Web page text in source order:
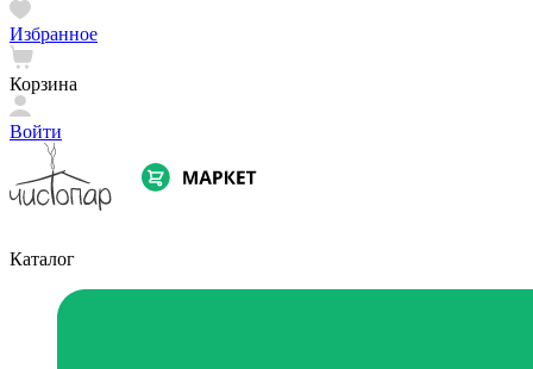
Избранное
Корзина
Войти
Каталог